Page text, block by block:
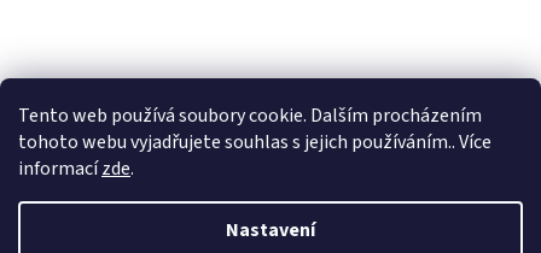
Tento web používá soubory cookie. Dalším procházením
tohoto webu vyjadřujete souhlas s jejich používáním.. Více
informacízde.
Nastavení
nastavená Věrnostní sleva 3% - 10% na Všechny Vaše další nákupy. Čím